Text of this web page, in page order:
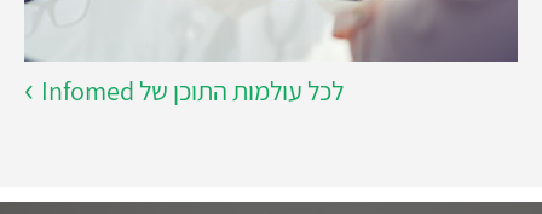
לכל עולמות התוכן של Infomed